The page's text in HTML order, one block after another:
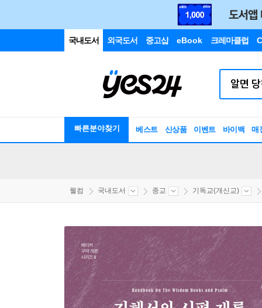
국내도서 외국도서 중고샵 eBook 크레마클럽
빠른분야찾기 베스트 신상품 이벤트 바이백 매
웰컴 국내도서 종교 기독교(개신교)